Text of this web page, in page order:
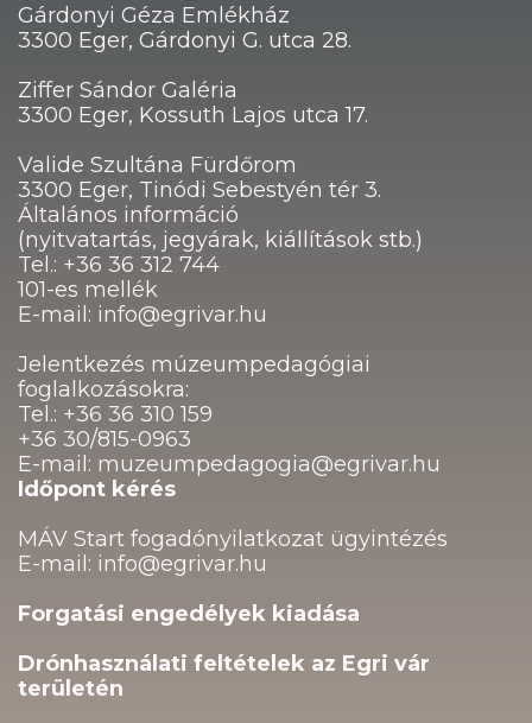
Gárdonyi Géza Emlékház
3300 Eger, Gárdonyi G. utca 28.
Ziffer Sándor Galéria
3300 Eger, Kossuth Lajos utca 17.
Valide Szultána Fürdőrom
3300 Eger, Tinódi Sebestyén tér 3.
Általános információ
(nyitvatartás, jegyárak, kiállítások stb.)
Tel.: +36 36 312 744
101-es mellék
E-mail: info@egrivar.hu
Jelentkezés múzeumpedagógiai
foglalkozásokra:
Tel.: +36 36 310 159
+36 30/815-0963
E-mail: muzeumpedagogia@egrivar.hu
Időpont kérés
MÁV Start fogadónyilatkozat ügyintézés
E-mail: info@egrivar.hu
Forgatási engedélyek kiadása
Drónhasználati feltételek az Egri vár
területén